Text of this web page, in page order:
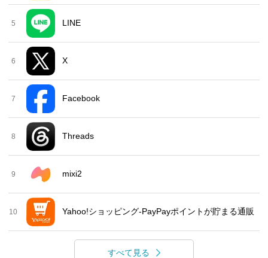
5 LINE
6 X
7 Facebook
8 Threads
9 mixi2
10 Yahoo!ショッピング-PayPayポイントが貯まる通販
すべて見る